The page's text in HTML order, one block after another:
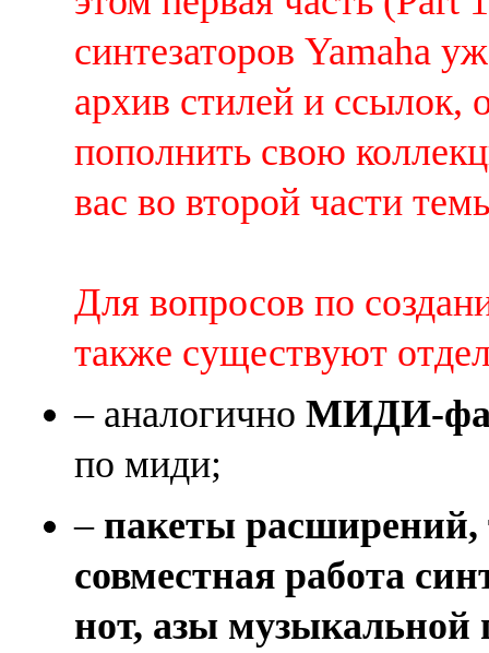
синтезаторов Yamaha
архив стилей и ссылок,
пополнить свою
вас во второй части
Для вопросов по
также существуют
– аналогично МИДИ-
по миди;
– пакеты
совместная работа
нот, азы музыкальной